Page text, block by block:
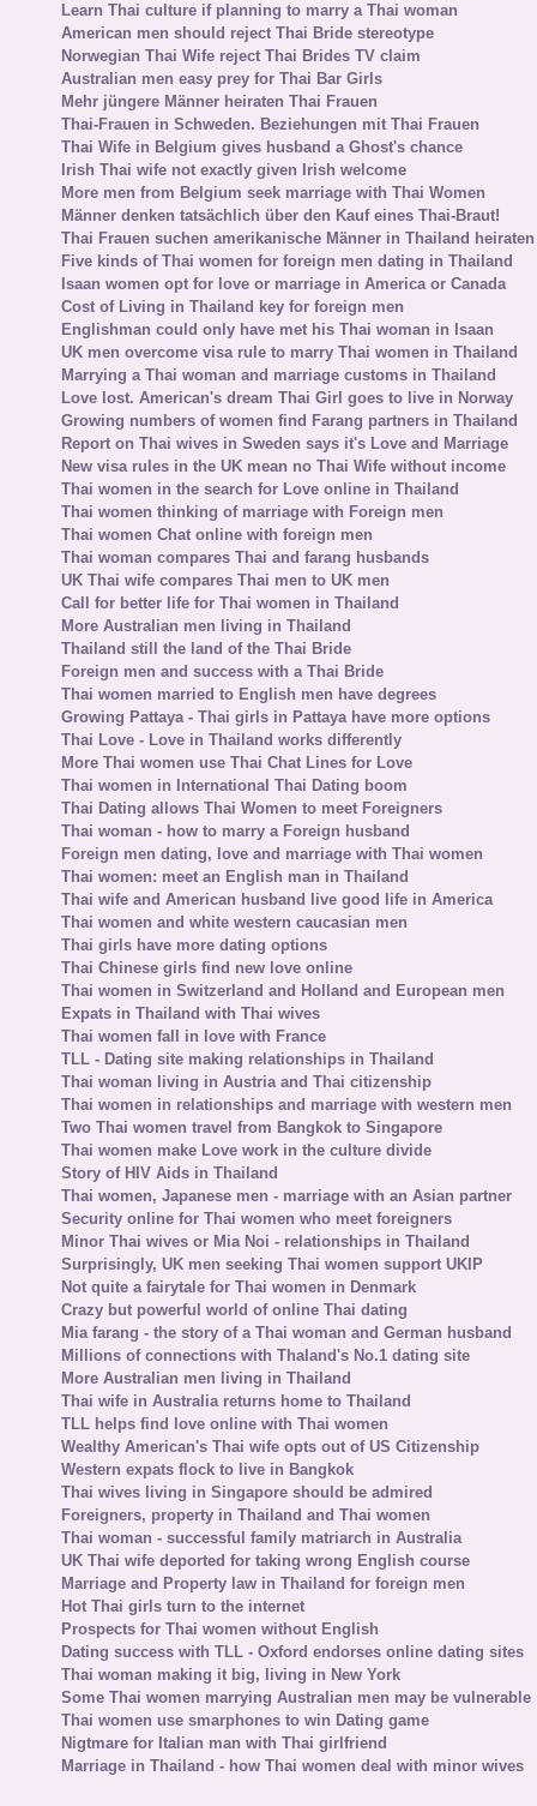
Learn Thai culture if planning to marry a Thai woman
American men should reject Thai Bride stereotype
Norwegian Thai Wife reject Thai Brides TV claim
Australian men easy prey for Thai Bar Girls
Mehr jüngere Männer heiraten Thai Frauen
Thai-Frauen in Schweden. Beziehungen mit Thai Frauen
Thai Wife in Belgium gives husband a Ghost's chance
Irish Thai wife not exactly given Irish welcome
More men from Belgium seek marriage with Thai Women
Männer denken tatsächlich über den Kauf eines Thai-Braut!
Thai Frauen suchen amerikanische Männer in Thailand heiraten
Five kinds of Thai women for foreign men dating in Thailand
Isaan women opt for love or marriage in America or Canada
Cost of Living in Thailand key for foreign men
Englishman could only have met his Thai woman in Isaan
UK men overcome visa rule to marry Thai women in Thailand
Marrying a Thai woman and marriage customs in Thailand
Love lost. American's dream Thai Girl goes to live in Norway
Growing numbers of women find Farang partners in Thailand
Report on Thai wives in Sweden says it's Love and Marriage
New visa rules in the UK mean no Thai Wife without income
Thai women in the search for Love online in Thailand
Thai women thinking of marriage with Foreign men
Thai women Chat online with foreign men
Thai woman compares Thai and farang husbands
UK Thai wife compares Thai men to UK men
Call for better life for Thai women in Thailand
More Australian men living in Thailand
Thailand still the land of the Thai Bride
Foreign men and success with a Thai Bride
Thai women married to English men have degrees
Growing Pattaya - Thai girls in Pattaya have more options
Thai Love - Love in Thailand works differently
More Thai women use Thai Chat Lines for Love
Thai women in International Thai Dating boom
Thai Dating allows Thai Women to meet Foreigners
Thai woman - how to marry a Foreign husband
Foreign men dating, love and marriage with Thai women
Thai women: meet an English man in Thailand
Thai wife and American husband live good life in America
Thai women and white western caucasian men
Thai girls have more dating options
Thai Chinese girls find new love online
Thai women in Switzerland and Holland and European men
Expats in Thailand with Thai wives
Thai women fall in love with France
TLL - Dating site making relationships in Thailand
Thai woman living in Austria and Thai citizenship
Thai women in relationships and marriage with western men
Two Thai women travel from Bangkok to Singapore
Thai women make Love work in the culture divide
Story of HIV Aids in Thailand
Thai women, Japanese men - marriage with an Asian partner
Security online for Thai women who meet foreigners
Minor Thai wives or Mia Noi - relationships in Thailand
Surprisingly, UK men seeking Thai women support UKIP
Not quite a fairytale for Thai women in Denmark
Crazy but powerful world of online Thai dating
Mia farang - the story of a Thai woman and German husband
Millions of connections with Thaland's No.1 dating site
More Australian men living in Thailand
Thai wife in Australia returns home to Thailand
TLL helps find love online with Thai women
Wealthy American's Thai wife opts out of US Citizenship
Western expats flock to live in Bangkok
Thai wives living in Singapore should be admired
Foreigners, property in Thailand and Thai women
Thai woman - successful family matriarch in Australia
UK Thai wife deported for taking wrong English course
Marriage and Property law in Thailand for foreign men
Hot Thai girls turn to the internet
Prospects for Thai women without English
Dating success with TLL - Oxford endorses online dating sites
Thai woman making it big, living in New York
Some Thai women marrying Australian men may be vulnerable
Thai women use smarphones to win Dating game
Nigtmare for Italian man with Thai girlfriend
Marriage in Thailand - how Thai women deal with minor wives